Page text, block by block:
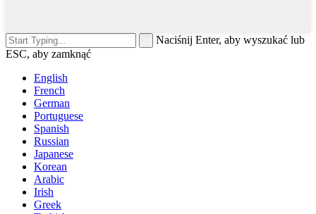
Naciśnij Enter, aby wyszukać lub
ESC, aby zamknąć
English
French
German
Portuguese
Spanish
Russian
Japanese
Korean
Arabic
Irish
Greek